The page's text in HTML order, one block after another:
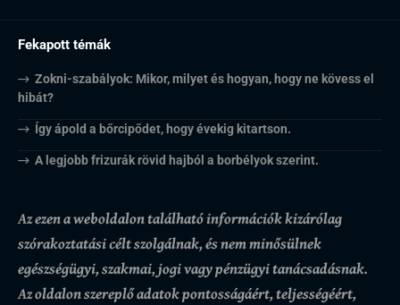
Fekapott témák
Zokni-szabályok: Mikor, milyet és hogyan, hogy ne kövess el
hibát?
Így ápold a bőrcipődet, hogy évekig kitartson.
A legjobb frizurák rövid hajból a borbélyok szerint.
Az ezen a weboldalon található információk kizárólag
szórakoztatási célt szolgálnak, és nem minősülnek
egészségügyi, szakmai, jogi vagy pénzügyi tanácsadásnak.
Az oldalon szereplő adatok pontosságáért, teljességéért,